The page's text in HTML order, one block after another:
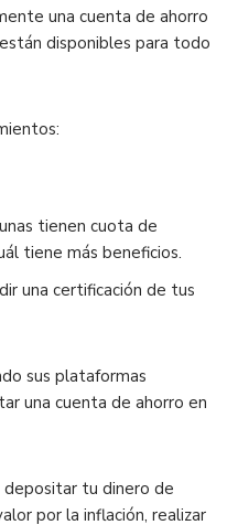
una cuenta de ahorro
disponibles para todo
tienen cuota de
tiene más beneficios.
una certificación de tus
sus plataformas
una cuenta de ahorro en
depositar tu dinero de
por la inflación, realizar